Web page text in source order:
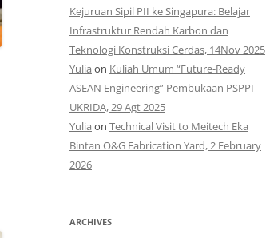
Kejuruan Sipil PII ke Singapura: Belajar
Infrastruktur Rendah Karbon dan
Teknologi Konstruksi Cerdas, 14Nov 2025
Yulia on Kuliah Umum “Future-Ready
ASEAN Engineering” Pembukaan PSPPI
UKRIDA, 29 Agt 2025
Yulia on Technical Visit to Meitech Eka
Bintan O&G Fabrication Yard, 2 February
2026
ARCHIVES